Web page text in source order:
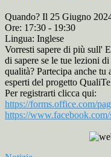
Quando? Il 25 Giugno
Ore: 17:30 - 19:30
Lingua: Inglese
Vorresti sapere di più sull'
di sapere se le tue lezioni
qualità? Partecipa anche
esperti del progetto
Per registrarti clicca qui:
https://forms.office.com/
https://www.facebook.com/